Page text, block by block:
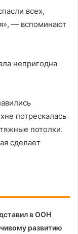
всех,
— вспоминают
непригодна
потрескалась
потолки.
сделает
в ООН
развитию